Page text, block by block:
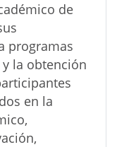
de
programas
la obtención
en la